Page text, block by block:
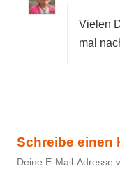
Vielen
mal
Schreibe einen
Deine E-Mail-Adresse